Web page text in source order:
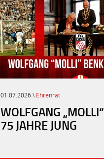
01.07.2026 \ Ehrenrat
WOLFGANG
75 JAHRE JUNG